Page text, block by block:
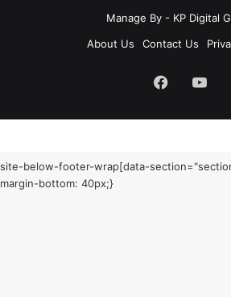
Manage By - KP Digital
About Us
Contact Us
Facebook
site-below-footer-wrap[data-
margin-bottom: 40px;}